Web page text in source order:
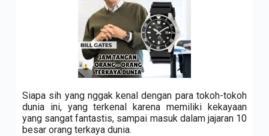
Siapa sih yang nggak kenal dengan para tokoh-tokoh
dunia ini, yang terkenal karena memiliki kekayaan
yang sangat fantastis, sampai masuk dalam jajaran 10
besar orang terkaya dunia.